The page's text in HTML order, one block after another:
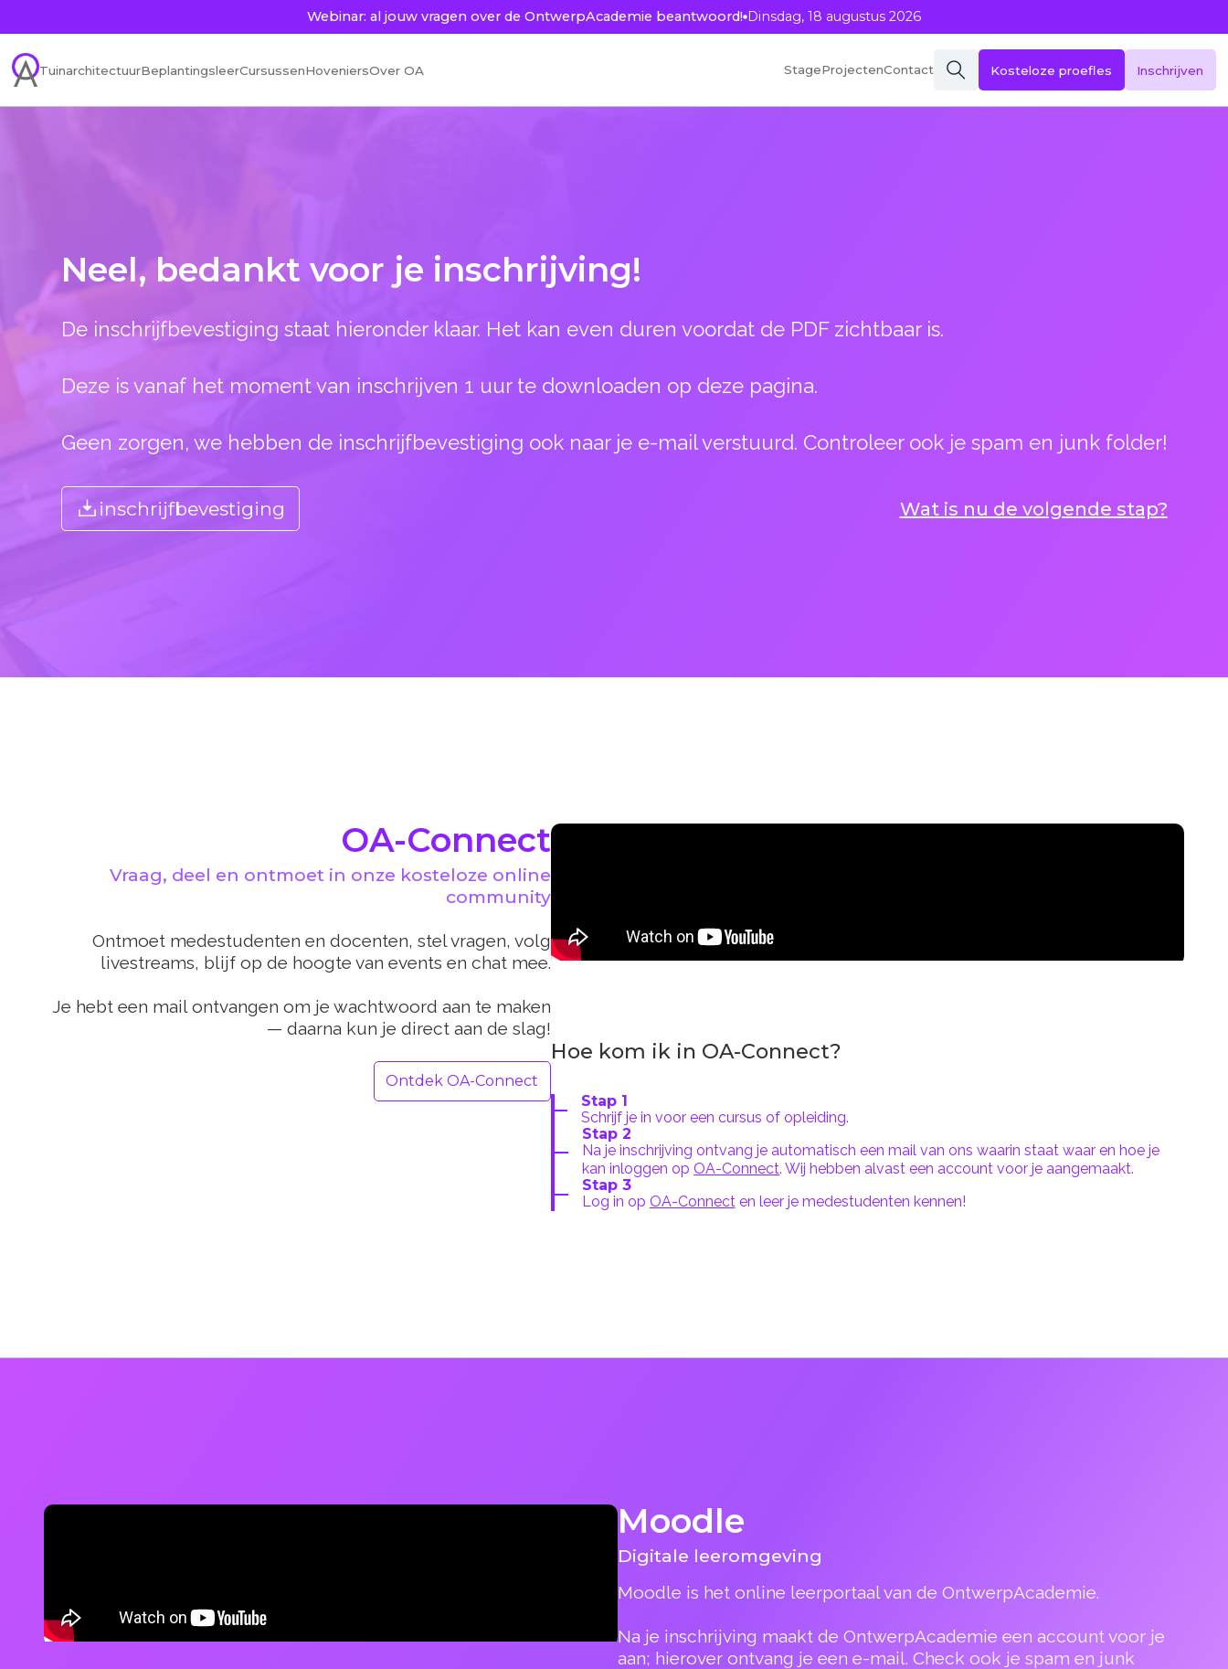
Webinar: al jouw vragen over de OntwerpAcademie beantwoord! Dinsdag, 18 augustus 2026
TuinarchitectuurBeplantingsleerCursussenHoveniersOver OA StageProjectenContact Kosteloze proefles Inschrijven
Neel, bedankt voor je inschrijving!
De inschrijfbevestiging staat hieronder klaar. Het kan even duren voordat de PDF zichtbaar is.
Deze is vanaf het moment van inschrijven 1 uur te downloaden op deze pagina.
Geen zorgen, we hebben de inschrijfbevestiging ook naar je e-mail verstuurd. Controleer ook je spam en junk folder!
inschrijfbevestiging Wat is nu de volgende stap?
OA-Connect
Vraag, deel en ontmoet in onze kosteloze online
community
Ontmoet medestudenten en docenten, stel vragen, volg
livestreams, blijf op de hoogte van events en chat mee.
Je hebt een mail ontvangen om je wachtwoord aan te maken
— daarna kun je direct aan de slag!
Ontdek OA-Connect
Hoe kom ik in OA-Connect?
Stap 1
Schrijf je in voor een cursus of opleiding.
Stap 2
Na je inschrijving ontvang je automatisch een mail van ons waarin staat waar en hoe je
kan inloggen op OA-Connect. Wij hebben alvast een account voor je aangemaakt.
Stap 3
Log in op OA-Connecten leer je medestudenten kennen!
Moodle
Digitale leeromgeving
Moodle is het online leerportaal van de OntwerpAcademie.
Na je inschrijving maakt de OntwerpAcademie een account voor je
aan; hierover ontvang je een e-mail. Check ook je spam en junk